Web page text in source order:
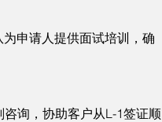
申请人提供面试培训，确
询，协助客户从L-1签证顺